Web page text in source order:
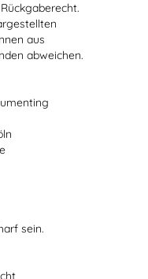
aus
abweichen.
sein.